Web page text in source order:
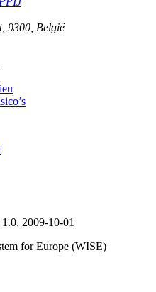
, 9300 België
2009-10-01
for Europe (WISE)